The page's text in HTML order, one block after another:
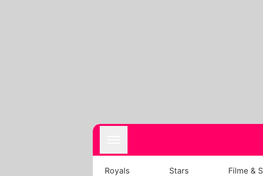
Royals Stars Filme &